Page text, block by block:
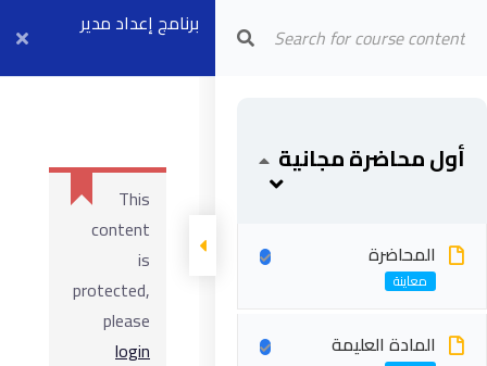
Arab Center for Arbitration
برنامج إعداد مدير
عقود الفيديك
٤) بث مباشر ٧
أول محاضرة مجانية
المحاضرة
المادة العليمة
This
content
is
protected,
please
login